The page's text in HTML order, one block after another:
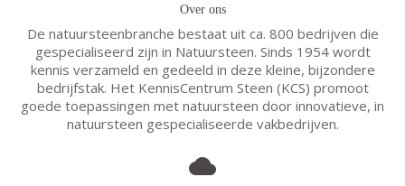
Over ons
De natuursteenbranche bestaat uit ca. 800 bedrijven die
gespecialiseerd zijn in Natuursteen. Sinds 1954 wordt
kennis verzameld en gedeeld in deze kleine, bijzondere
bedrijfstak. Het KennisCentrum Steen (KCS) promoot
goede toepassingen met natuursteen door innovatieve, in
natuursteen gespecialiseerde vakbedrijven.
cloud